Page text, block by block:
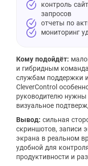
контроль
запросов
отчеты по
мониторинг
Кому подойдёт:
и гибридным
службам поддержки
CleverControl
руководителю нужны
визуальное
Вывод: сильная
скриншотов, записи
экрана в реальном
удобной для
продуктивности и